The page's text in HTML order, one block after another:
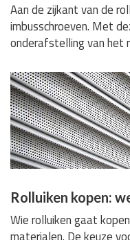
Aan de zijkant van de
imbusschroeven. Met
onderafstelling van het
Rolluiken kopen:
Wie rolluiken gaat
materialen. De keuze